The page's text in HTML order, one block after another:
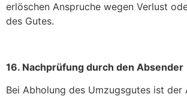
erlöschen Anspruche wegen Verlust
des Gutes.
16. Nachprüfung durch den Absender
Bei Abholung des Umzugsgutes ist der